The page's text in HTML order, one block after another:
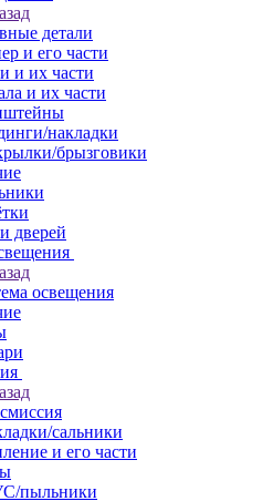
детали
и его части
и их части
и их части
накладки
брызговики
дверей
освещения
сальники
и его части
пыльники